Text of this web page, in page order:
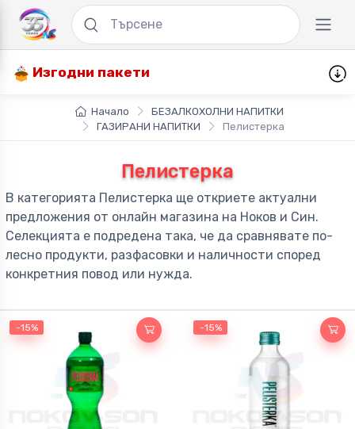
Изгодни пакети
Начало
БЕЗАЛКОХОЛНИ НАПИТКИ
ГАЗИРАНИ НАПИТКИ
Пелистерка
Пелистерка
В категорията Пелистерка ще откриете актуални
предложения от онлайн магазина на Ноков и Син.
Селекцията е подредена така, че да сравнявате по-
лесно продукти, разфасовки и наличности според
конкретния повод или нужда.
-15% -15%